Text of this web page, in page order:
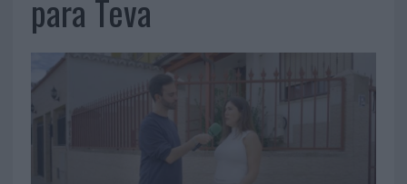
para Teva